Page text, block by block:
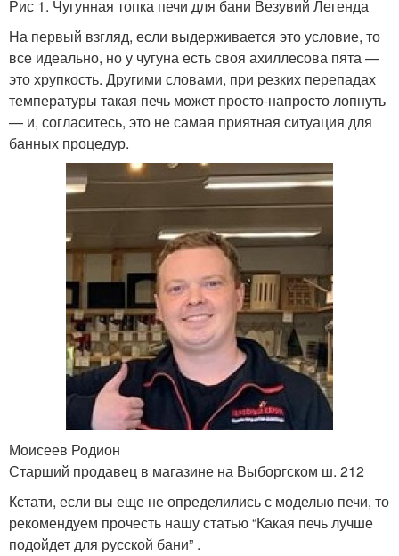
Рис 1. Чугунная топка печи для бани Везувий Легенда
На первый взгляд, если выдерживается это условие, то
все идеально, но у чугуна есть своя ахиллесова пята —
это хрупкость. Другими словами, при резких перепадах
температуры такая печь может просто-напросто лопнуть
— и, согласитесь, это не самая приятная ситуация для
банных процедур.
Моисеев Родион
Старший продавец в магазине на Выборгском ш. 212
Кстати, если вы еще не определились с моделью печи, то
рекомендуем прочесть нашу статью “Какая печь лучше
подойдет для русской бани” .